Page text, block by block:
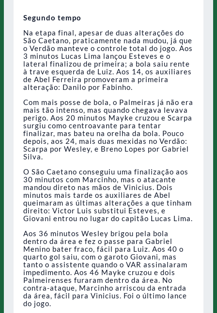
Segundo tempo
Na etapa final, apesar de duas alterações do
São Caetano, praticamente nada mudou, já que
o Verdão manteve o controle total do jogo. Aos
3 minutos Lucas Lima lançou Esteves e o
lateral finalizou de primeira; a bola saiu rente
à trave esquerda de Luiz. Aos 14, os auxiliares
de Abel Ferreira promoveram a primeira
alteração: Danilo por Fabinho.
Com mais posse de bola, o Palmeiras já não era
mais tão intenso, mas quando chegava levava
perigo. Aos 20 minutos Mayke cruzou e Scarpa
surgiu como centroavante para tentar
finalizar, mas bateu na orelha da bola. Pouco
depois, aos 24, mais duas mexidas no Verdão:
Scarpa por Wesley, e Breno Lopes por Gabriel
Silva.
O São Caetano conseguiu uma finalização aos
30 minutos com Marcinho, mas o atacante
mandou direto nas mãos de Vinicius. Dois
minutos mais tarde os auxiliares de Abel
queimaram as últimas alterações a que tinham
direito: Victor Luis substitui Esteves, e
Giovani entrou no lugar do capitão Lucas Lima.
Aos 36 minutos Wesley brigou pela bola
dentro da área e fez o passe para Gabriel
Menino bater fraco, fácil para Luiz. Aos 40 o
quarto gol saiu, com o garoto Giovani, mas
tanto o assistente quando o VAR assinalaram
impedimento. Aos 46 Mayke cruzou e dois
Palmeirenses furaram dentro da área. No
contra-ataque, Marcinho arriscou da entrada
da área, fácil para Vinicius. Foi o último lance
do jogo.